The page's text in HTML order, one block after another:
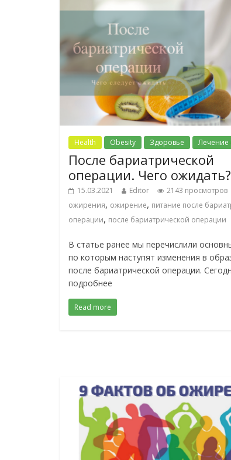
Health Obesity Здоровье
После бариатрической
операции. Чего ожидать?
15.03.2021 Editor 2143 просмотров
ожирения, ожирение, питание после
операции, после бариатрической операции
В статье ранее мы перечислили
по которым наступят изменения в
после бариатрической операции.
подробнее
Read more